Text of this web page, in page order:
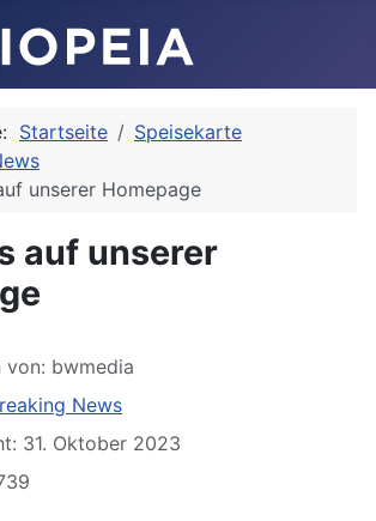
Startseite
Speisekarte
unserer Homepage
auf unserer
von: bwmedia
News
31. Oktober 2023